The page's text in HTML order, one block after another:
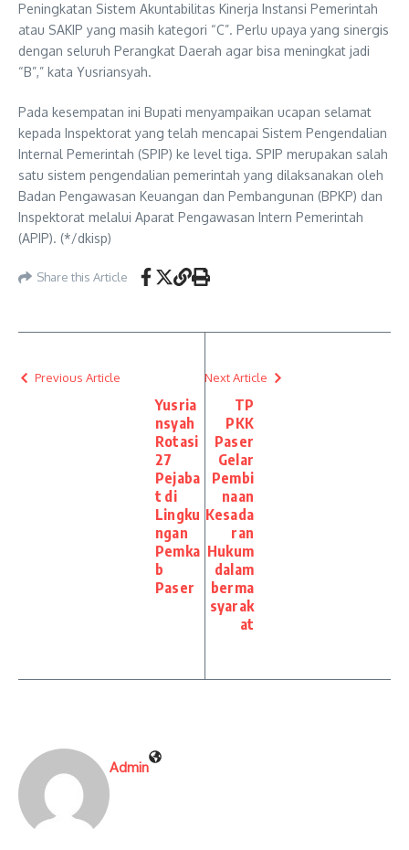
Peningkatan Sistem Akuntabilitas Kinerja Instansi Pemerintah
atau SAKIP yang masih kategori “C”. Perlu upaya yang sinergis
dengan seluruh Perangkat Daerah agar bisa meningkat jadi
“B”,” kata Yusriansyah.
Pada kesempatan ini Bupati menyampaikan ucapan selamat
kepada Inspektorat yang telah mencapai Sistem Pengendalian
Internal Pemerintah (SPIP) ke level tiga. SPIP merupakan salah
satu sistem pengendalian pemerintah yang dilaksanakan oleh
Badan Pengawasan Keuangan dan Pembangunan (BPKP) dan
Inspektorat melalui Aparat Pengawasan Intern Pemerintah
(APIP). (*/dkisp)
Share this Article
Previous Article
Yusria
nsyah
Rotasi
27
Pejaba
t di
Lingku
ngan
Pemka
b
Paser
Next Article
TP
PKK
Paser
Gelar
Pembi
naan
Kesada
ran
Hukum
dalam
berma
syarak
at
Admin